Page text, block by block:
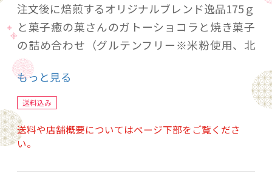
注文後に焙煎するオリジナルブレンド逸品175ｇ
と菓子癒の菓さんのガトーショコラと焼き菓子
の詰め合わせ（グルテンフリー※米粉使用、北
海道よつ葉バター・甜菜糖使用）送料込み
もっと見る
送料込み
送料や店舗概要についてはページ下部をご覧くださ
い。